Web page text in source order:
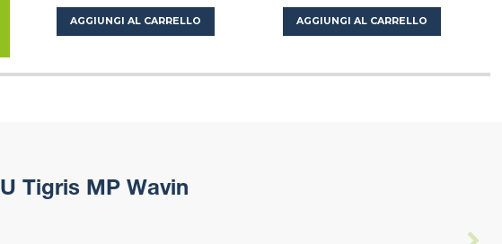
AGGIUNGI AL CARRELLO AGGIUNGI AL CARRELLO
Tigris MP Wavin